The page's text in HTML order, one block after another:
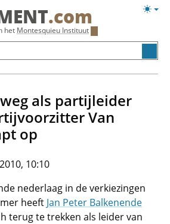
.com
het Montesquieu Instituut
als partijleider
Van
op
10:10
nederlaag in de verkiezingen
heeft Jan Peter Balkenende
terug te trekken als leider van